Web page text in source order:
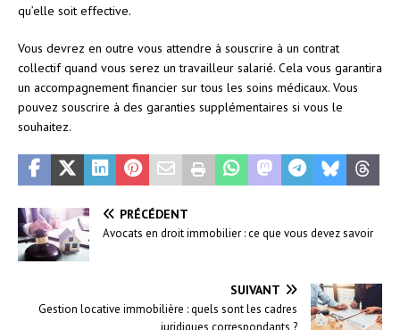
qu’elle soit effective.
Vous devrez en outre vous attendre à souscrire à un contrat
collectif quand vous serez un travailleur salarié. Cela vous garantira
un accompagnement financier sur tous les soins médicaux. Vous
pouvez souscrire à des garanties supplémentaires si vous le
souhaitez.
PRÉCÉDENT
Avocats en droit immobilier : ce que vous devez savoir
SUIVANT
Gestion locative immobilière : quels sont les cadres
juridiques correspondants ?